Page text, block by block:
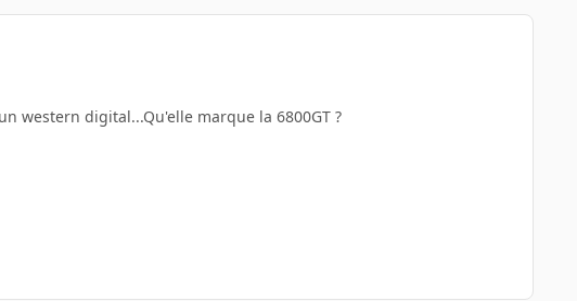
western digital...Qu'elle marque la 6800GT ?